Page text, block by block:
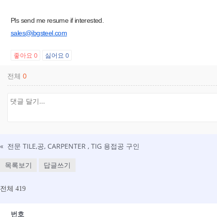
Pls send me resume if interested.
sales@ibgsteel.com
좋아요 0 싫어요 0
전체 0
« 전문 TILE,공, CARPENTER , TIG 용접공 구인
목록보기 답글쓰기
전체 419
번호